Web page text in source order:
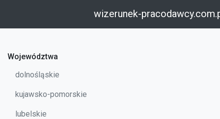
wizerunek-
Województwa
dolnośląskie
kujawsko-pomorskie
lubelskie